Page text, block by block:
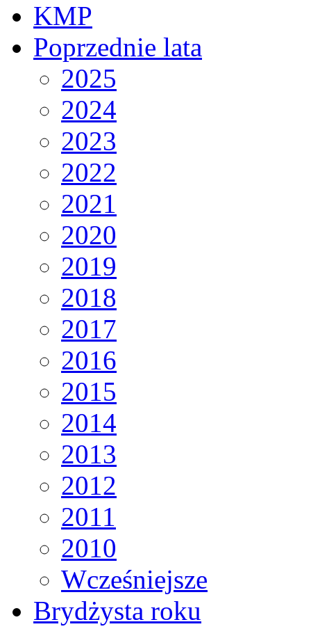
KMP
Poprzednie lata
2025
2024
2023
2022
2021
2020
2019
2018
2017
2016
2015
2014
2013
2012
2011
2010
Wcześniejsze
Brydżysta roku